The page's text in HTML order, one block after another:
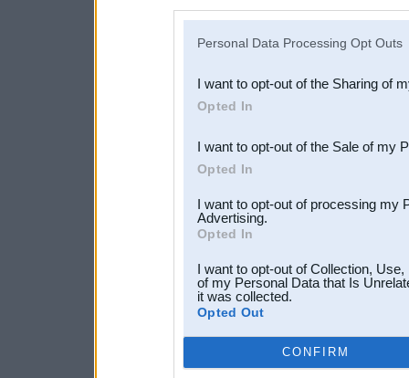
Downstream Participants
third parties.
Personal Data Processing Opt Outs
I want to opt-out of the Sharing of
Opted In
I want to opt-out of the Sale of my
Opted In
I want to opt-out of processing my
Advertising.
Opted In
I want to opt-out of Collection,
of my Personal Data that Is
it was collected.
Opted Out
CONFIRM